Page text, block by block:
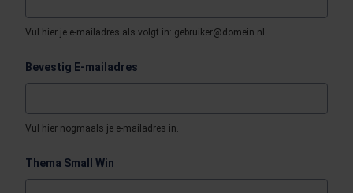
Vul hier je e-mailadres als volgt in: gebruiker@domein.nl.
Bevestig E-mailadres
Vul hier nogmaals je e-mailadres in.
Thema Small Win